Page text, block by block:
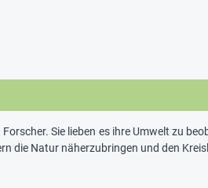
Sie lieben es ihre Umwelt zu
die Natur näherzubringen und den